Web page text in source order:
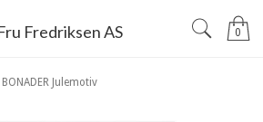
Fredriksen AS 0
BONADER Julemotiv